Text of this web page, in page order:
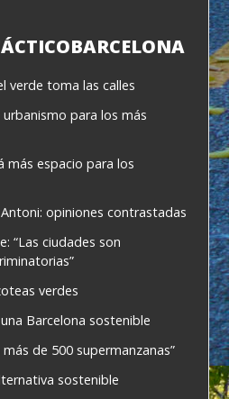
verde toma las calles
para los más
más espacio para los
opiniones contrastadas
“Las ciudades son
verdes
Barcelona sostenible
de 500 supermanzanas”
sostenible